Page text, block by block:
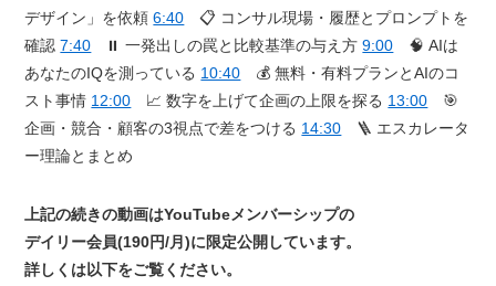
デザイン」を依頼6:40 📋 コンサル現場・履歴とプロンプトを
確認7:40 ⏸️ 一発出しの罠と比較基準の与え方9:00 🧠 AIは
あなたのIQを測っている 10:40 💰 無料・有料プランとAIのコ
スト事情 12:00 📈 数字を上げて企画の上限を探る 13:00 🎯
企画・競合・顧客の3視点で差をつける 14:30 🪜 エスカレータ
ー理論とまとめ
上記の続きの動画はYouTubeメンバーシップの
デイリー会員(190円/月)に限定公開しています。
詳しくは以下をご覧ください。